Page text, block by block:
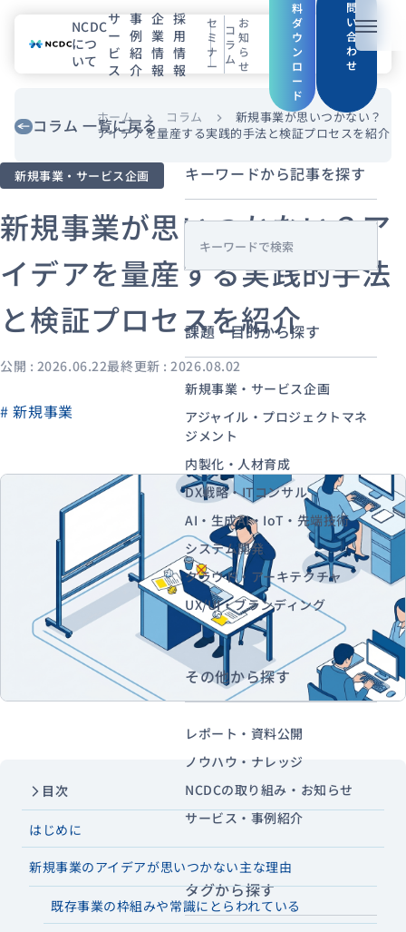
メニュ
NCDCについて
企業情報
セミナーコラムお知らせ
エンジニアブログ（Zenn）
お役立ち情報（PJ Insight）
資料ダウンロード お問い合わせ
NCDC
につ
いて
サ
ー
ビ
ス
事
例
紹
介
企
業
情
報
採
用
情
報
セ
ミ
ナ
ー
コ
ラ
ム
お
知
ら
せ
料
ダ
ウ
ン
ロ
ー
ド
問
い
合
わ
せ
コラム 一覧に戻る
ホーム chevron_right コラム chevron_right
新規事業が思いつかない？
アイデアを量産する実践的手法と検証プロセスを紹介
新規事業・サービス企画
新規事業が思いつかない？ア
イデアを量産する実践的手法
と検証プロセスを紹介
公開 : 2026.06.22最終更新 : 2026.08.02
# 新規事業
目次
はじめに
新規事業のアイデアが思いつかない主な理由
既存事業の枠組みや常識にとらわれている
キーワードから記事を探す
e
a
h
課題・目的から探す
新規事業・サービス企画
アジャイル・プロジェクトマネ
ジメント
内製化・人材育成
DX戦略・ITコンサル
AI・生成AI・IoT・先端技術
システム開発
クラウド・アーキテクチャ
UX/UI・ブランディング
その他から探す
レポート・資料公開
ノウハウ・ナレッジ
NCDCの取り組み・お知らせ
サービス・事例紹介
タグから探す